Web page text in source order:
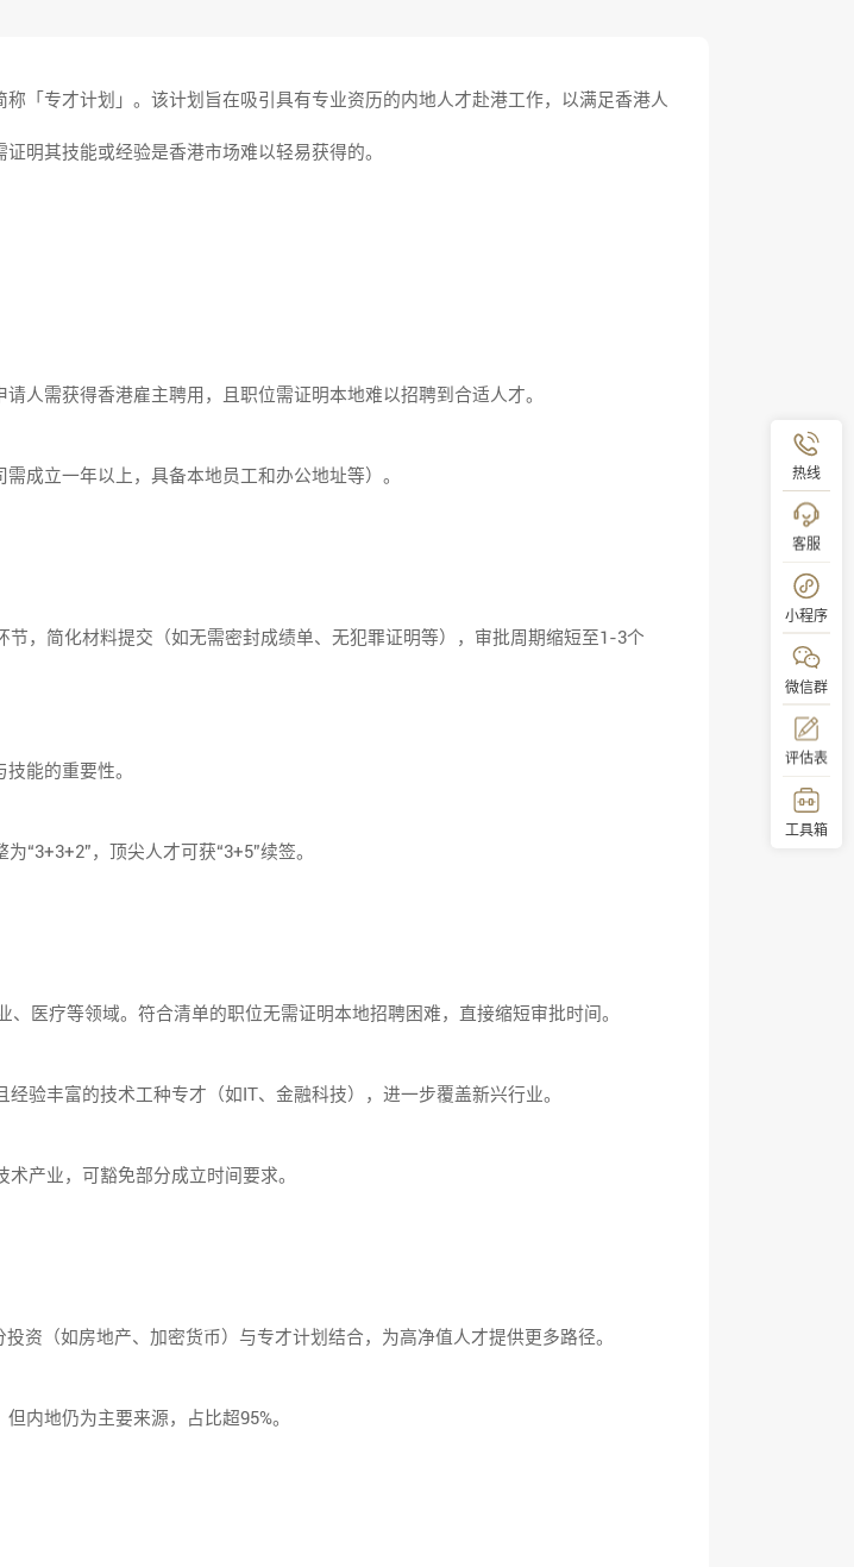
「专才计划」。该计划旨在吸引具有专业资历的内地人才赴港工作，以满足香港人
明其技能或经验是香港市场难以轻易获得的。
需获得香港雇主聘用，且职位需证明本地难以招聘到合适人才。
立一年以上，具备本地员工和办公地址等）。
简化材料提交（如无需密封成绩单、无犯罪证明等），审批周期缩短至1-3个
能的重要性。
，顶尖人才可获“3+5”续签。
疗等领域。符合清单的职位无需证明本地招聘困难，直接缩短审批时间。
丰富的技术工种专才（如IT、金融科技），进一步覆盖新兴行业。
产业，可豁免部分成立时间要求。
（如房地产、加密货币）与专才计划结合，为高净值人才提供更多路径。
地仍为主要来源，占比超95%。
热线
客服
小程序
微信群
评估表
工具箱